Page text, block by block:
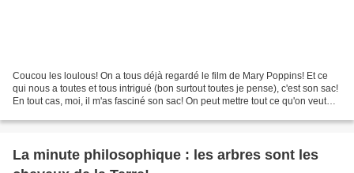
Coucou les loulous! On a tous déjà regardé le film de Mary Poppins! Et ce
qui nous a toutes et tous intrigué (bon surtout toutes je pense), c'est son sac!
En tout cas, moi, il m'as fasciné son sac! On peut mettre tout ce qu'on veut
La minute philosophique : les arbres sont les